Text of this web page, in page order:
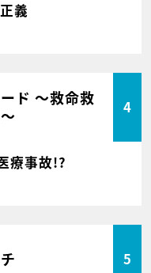
義
ド ～救命救
4
療事故!?
5